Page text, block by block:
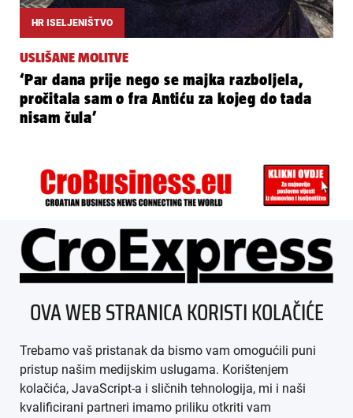
HR ISELJENIŠTVO
USLIŠANE MOLITVE
‘Par dana prije nego se majka razboljela,
pročitala sam o fra Antiću za kojeg do tada
nisam čula’
ÜBER UNS
IMPRESSUM
AGB
DATENSCHUTZ
OVA WEB STRANICA KORISTI KOLAČIĆE
Trebamo vaš pristanak da bismo vam omogućili puni
pristup našim medijskim uslugama. Korištenjem
kolačića, JavaScript-a i sličnih tehnologija, mi i naši
kvalificirani partneri imamo priliku otkriti vam